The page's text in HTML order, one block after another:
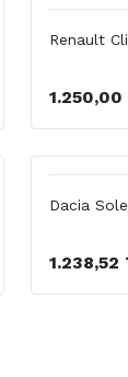
Renault
1.250,00
Dacia
1.238,52